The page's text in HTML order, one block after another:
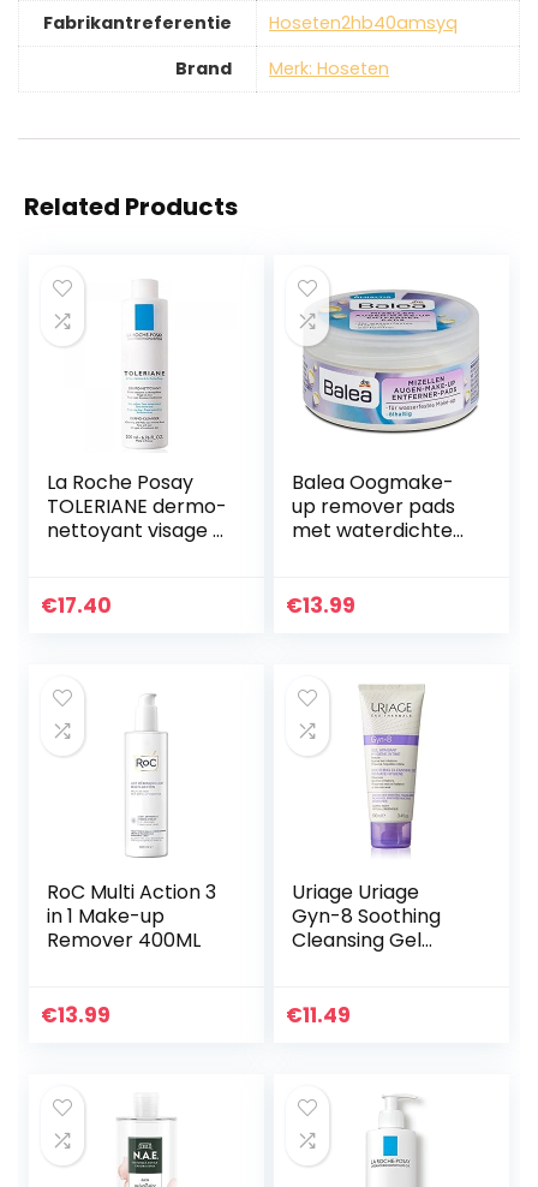
Fabrikantreferentie
‎Hoseten2hb40amsyq
Brand
Merk: Hoseten
Related Products
La Roche Posay
TOLERIANE dermo-
nettoyant visage &
€17.40
Balea Oogmake-
up remover pads
met waterdichte
stuks (2 x 50 stuks)
€13.99
RoC Multi Action 3
in 1 Make-up
Remover 400ML
€13.99
Uriage Uriage
Gyn-8 Soothing
Cleansing Gel
€11.49